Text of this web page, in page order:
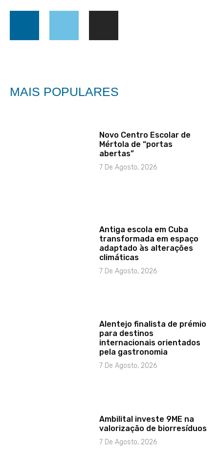
MAIS POPULARES
Novo Centro Escolar de
Mértola de “portas
abertas”
7 De Agosto, 2026
Antiga escola em Cuba
transformada em espaço
adaptado às alterações
climáticas
7 De Agosto, 2026
Alentejo finalista de prémio
para destinos
internacionais orientados
pela gastronomia
7 De Agosto, 2026
Ambilital investe 9ME na
valorização de biorresíduos
7 De Agosto, 2026